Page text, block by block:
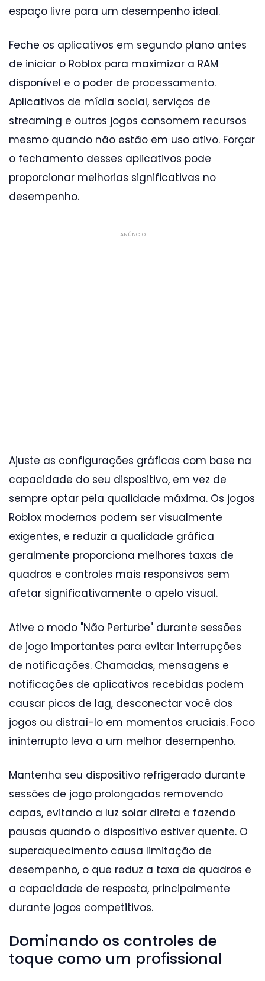
espaço livre para um desempenho ideal.
Feche os aplicativos em segundo plano antes
de iniciar o Roblox para maximizar a RAM
disponível e o poder de processamento.
Aplicativos de mídia social, serviços de
streaming e outros jogos consomem recursos
mesmo quando não estão em uso ativo. Forçar
o fechamento desses aplicativos pode
proporcionar melhorias significativas no
desempenho.
ANÚNCIO
Ajuste as configurações gráficas com base na
capacidade do seu dispositivo, em vez de
sempre optar pela qualidade máxima. Os jogos
Roblox modernos podem ser visualmente
exigentes, e reduzir a qualidade gráfica
geralmente proporciona melhores taxas de
quadros e controles mais responsivos sem
afetar significativamente o apelo visual.
Ative o modo "Não Perturbe" durante sessões
de jogo importantes para evitar interrupções
de notificações. Chamadas, mensagens e
notificações de aplicativos recebidas podem
causar picos de lag, desconectar você dos
jogos ou distraí-lo em momentos cruciais. Foco
ininterrupto leva a um melhor desempenho.
Mantenha seu dispositivo refrigerado durante
sessões de jogo prolongadas removendo
capas, evitando a luz solar direta e fazendo
pausas quando o dispositivo estiver quente. O
superaquecimento causa limitação de
desempenho, o que reduz a taxa de quadros e
a capacidade de resposta, principalmente
durante jogos competitivos.
Dominando os controles de
toque como um profissional